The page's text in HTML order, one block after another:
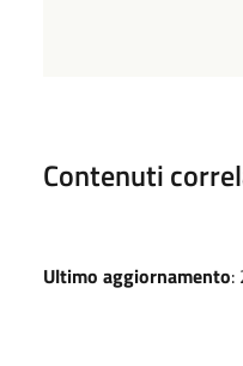
Contenuti
Ultimo aggiornamento: